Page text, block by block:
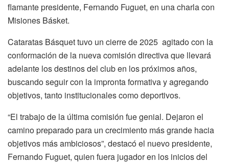
flamante presidente, Fernando Fuguet, en una charla con
Misiones Básket.
Cataratas Básquet tuvo un cierre de 2025 agitado con la
conformación de la nueva comisión directiva que llevará
adelante los destinos del club en los próximos años,
buscando seguir con la impronta formativa y agregando
objetivos, tanto institucionales como deportivos.
“El trabajo de la última comisión fue genial. Dejaron el
camino preparado para un crecimiento más grande hacia
objetivos más ambiciosos”, destacó el nuevo presidente,
Fernando Fuguet, quien fuera jugador en los inicios del